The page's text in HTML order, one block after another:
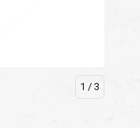
1 / 3